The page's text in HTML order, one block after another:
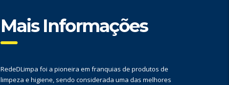
Mais Informações
RedeDLimpa foi a pioneira em franquias de produtos de
limpeza e higiene, sendo considerada uma das melhores